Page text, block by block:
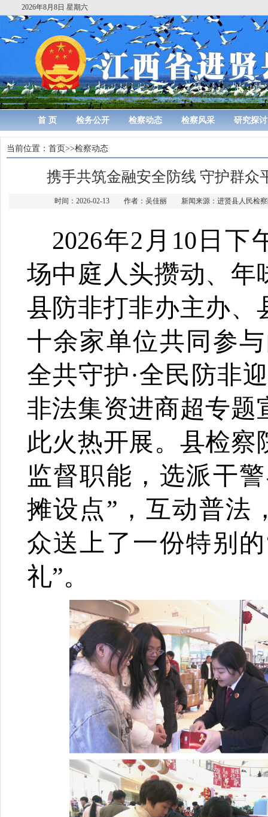
2026年8月8日 星期六
首 页 检务公开 检察动态 检察风采 研究探讨
当前位置： 首页>>检察动态
携手共筑金融安全防线 守护群众
时间：2026-02-13 作者：吴佳丽 新闻来源：进贤县人民
2026年2月10日下
场中庭人头攒动、年
县防非打非办主办、
十余家单位共同参
全共守护·全民防非
非法集资进商超专题
此火热开展。县检察
监督职能，选派干
摊设点”，互动普法
众送上了一份特别
礼”。